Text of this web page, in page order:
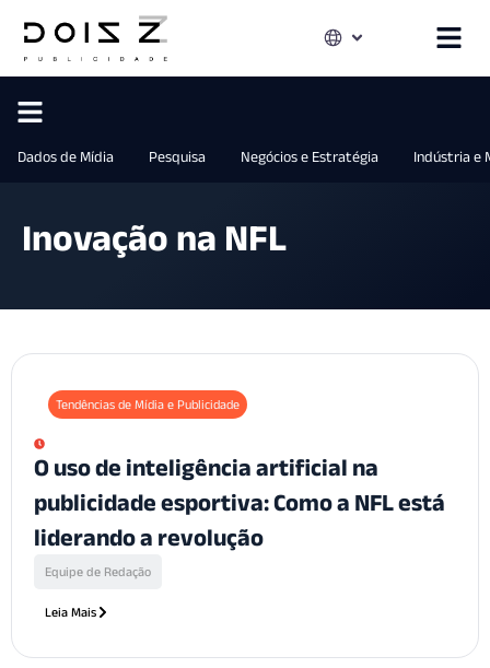
Dados de Mídia Pesquisa Negócios e Estratégia Indústria e
Inovação na NFL
Tendências de Mídia e Publicidade
O uso de inteligência artificial na
publicidade esportiva: Como a NFL está
liderando a revolução
Equipe de Redação
Leia Mais